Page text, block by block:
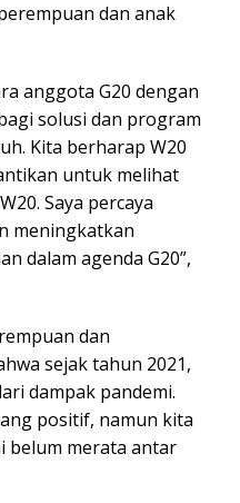
dan anak
anggota G20 dengan
solusi dan program
Kita berharap W20
untuk melihat
Saya percaya
meningkatkan
dalam agenda G20”,
dan
sejak tahun 2021,
dampak pandemi.
positif, namun kita
belum merata antar